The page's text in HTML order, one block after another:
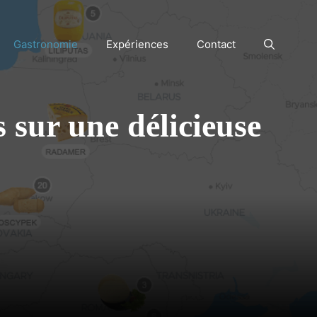
Gastronomie Expériences Contact
sur une délicieuse